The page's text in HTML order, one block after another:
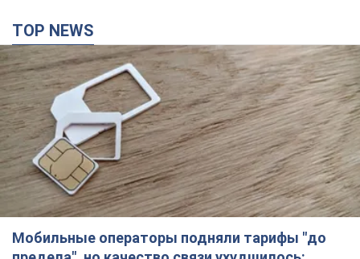
Мобильные операторы подняли тарифы "до
предела", но качество связи ухудшилось:
стоит ли жаловаться на цены
Почему цены на мобильную связь выросли в разы и как
улучшить качество интернета в телефоне
5 годин тому 38,7 т.
"Работаем над тем, чтобы получить
комплекты с ракетами для ПВО": Зеленский